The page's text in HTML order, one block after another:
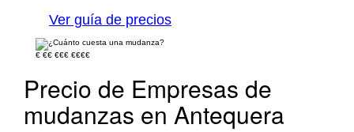
Ver guía de precios
€ €€ €€€ €€€€
Precio de Empresas de
mudanzas en Antequera